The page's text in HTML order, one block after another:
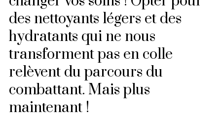
des nettoyants légers et des
hydratants qui ne nous
transforment pas en colle
relèvent du parcours du
combattant. Mais plus
maintenant !